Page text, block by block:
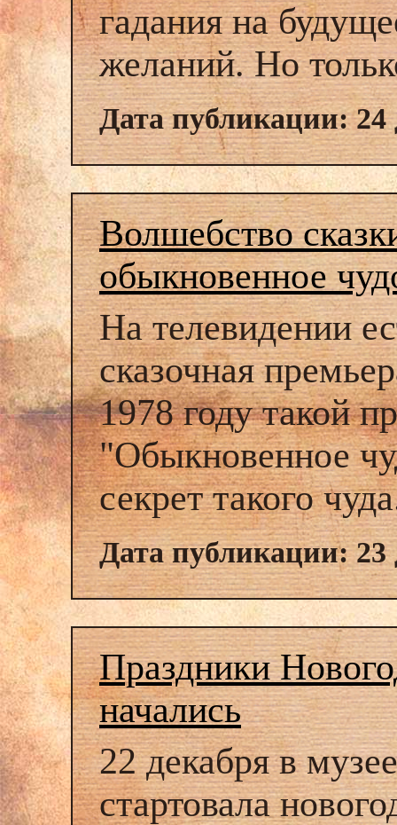
гадания на
желаний. Но
Дата публикации: 24
Волшебство
обыкновенное
На телевидении
сказочная
1978 году такой
"Обыкновенное
секрет такого
Дата публикации: 23
Праздники
начались
22 декабря в
стартовала